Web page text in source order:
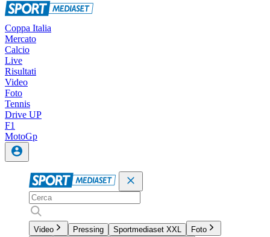
Coppa Italia
Mercato
Calcio
Live
Risultati
Video
Foto
Tennis
Drive UP
F1
MotoGp
Video Pressing Sportmediaset XXL
Foto